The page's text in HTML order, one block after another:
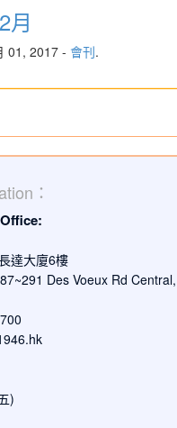
月
01, 2017 - 會刊.
：
達大廈6樓
Des Voeux Rd
)